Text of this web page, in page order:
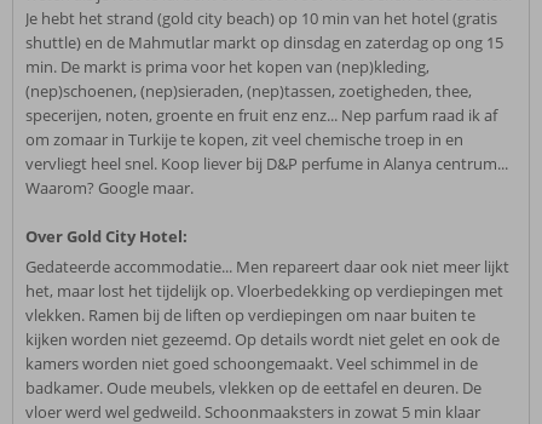
Je hebt het strand (gold city beach) op 10 min van het hotel (gratis
shuttle) en de Mahmutlar markt op dinsdag en zaterdag op ong 15
min. De markt is prima voor het kopen van (nep)kleding,
(nep)schoenen, (nep)sieraden, (nep)tassen, zoetigheden, thee,
specerijen, noten, groente en fruit enz enz... Nep parfum raad ik af
om zomaar in Turkije te kopen, zit veel chemische troep in en
vervliegt heel snel. Koop liever bij D&P perfume in Alanya centrum...
Waarom? Google maar.
Over Gold City Hotel:
Gedateerde accommodatie... Men repareert daar ook niet meer lijkt
het, maar lost het tijdelijk op. Vloerbedekking op verdiepingen met
vlekken. Ramen bij de liften op verdiepingen om naar buiten te
kijken worden niet gezeemd. Op details wordt niet gelet en ook de
kamers worden niet goed schoongemaakt. Veel schimmel in de
badkamer. Oude meubels, vlekken op de eettafel en deuren. De
vloer werd wel gedweild. Schoonmaaksters in zowat 5 min klaar